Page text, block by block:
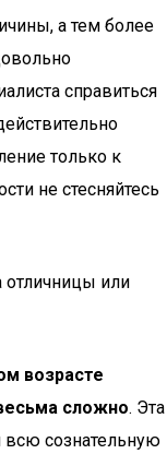
а тем более
справиться
только к
не стесняйтесь
отличницы или
возрасте
сложно. Эта
всю сознательную